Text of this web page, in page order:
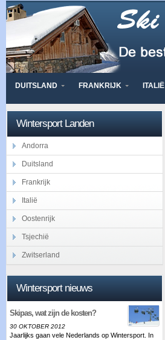
DUITSLAND FRANKRIJK ITALIË
Wintersport Landen
Andorra
Duitsland
Frankrijk
Italië
Oostenrijk
Tsjechië
Zwitserland
Wintersport nieuws
Skipas, wat zijn de kosten?
30 OKTOBER 2012
Jaarlijks gaan vele Nederlands op Wintersport. In